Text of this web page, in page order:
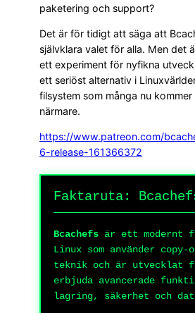
paketering och support?
Det är för tidigt att säga att
självklara valet för alla. Men det
ett experiment för nyfikna
ett seriöst alternativ i
filsystem som många nu
närmare.
https://www.patreon.com/
6-release-161366372
Faktaruta:
Bcachefs är ett modernt
Linux som använder
teknik och är utvecklat
erbjuda avancerade
lagring, säkerhet och